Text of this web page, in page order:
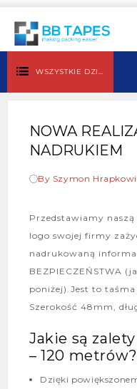
WSZYSTKIE DZIAŁY
NOWA
NADRUKIEM
By Szymon
Przedstawiamy
logo swojej firmy
nadrukowaną
BEZPIECZEŃSTWA
poniżej).Jest to
Szerokość 48mm,
Jakie są
– 120 metrów?
Dzięki